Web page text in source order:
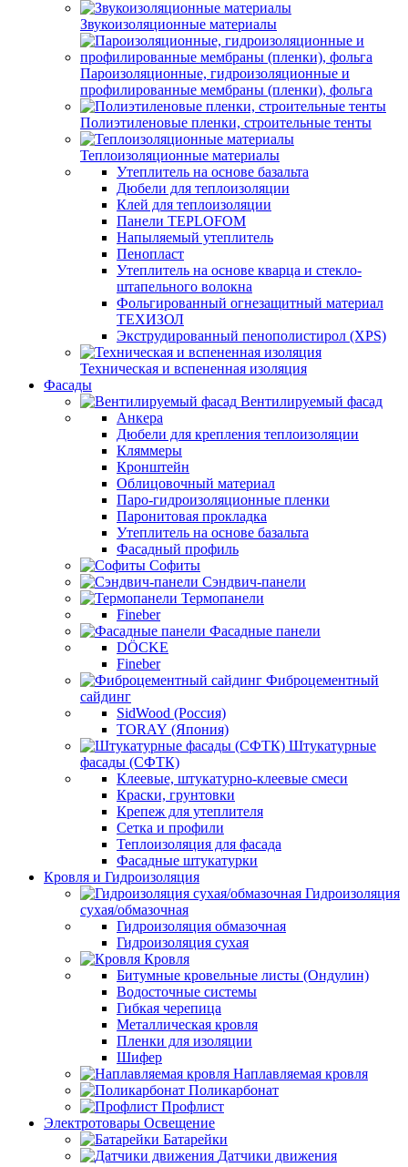
Звукоизоляционные материалы
Пароизоляционные, гидроизоляционные и
профилированные мембраны (пленки), фольга
Полиэтиленовые пленки, строительные тенты
Теплоизоляционные материалы
Утеплитель на основе базальта
Дюбели для теплоизоляции
Клей для теплоизоляции
Панели TEPLOFOM
Напыляемый утеплитель
Пенопласт
Утеплитель на основе кварца и стекло-
штапельного волокна
Фольгированный огнезащитный материал
ТЕХИЗОЛ
Экструдированный пенополистирол (XPS)
Техническая и вспененная изоляция
Фасады
Вентилируемый фасад
Анкера
Дюбели для крепления теплоизоляции
Кляммеры
Кронштейн
Облицовочный материал
Паро-гидроизоляционные пленки
Паронитовая прокладка
Утеплитель на основе базальта
Фасадный профиль
Софиты
Сэндвич-панели
Термопанели
Fineber
Фасадные панели
DÖCKE
Fineber
Фиброцементный
сайдинг
SidWood (Россия)
TORAY (Япония)
Штукатурные
фасады (СФТК)
Клеевые, штукатурно-клеевые смеси
Краски, грунтовки
Крепеж для утеплителя
Сетка и профили
Теплоизоляция для фасада
Фасадные штукатурки
Кровля и Гидроизоляция
Гидроизоляция
сухая/обмазочная
Гидроизоляция обмазочная
Гидроизоляция сухая
Кровля
Битумные кровельные листы (Ондулин)
Водосточные системы
Гибкая черепица
Металлическая кровля
Пленки для изоляции
Шифер
Наплавляемая кровля
Поликарбонат
Профлист
Электротовары Освещение
Батарейки
Датчики движения